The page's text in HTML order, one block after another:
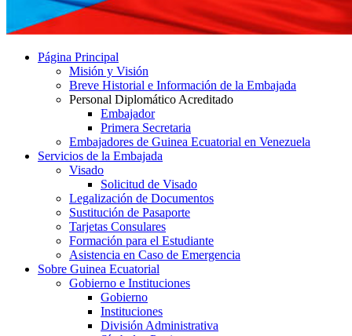
Página Principal
Misión y Visión
Breve Historial e Información de la Embajada
Personal Diplomático Acreditado
Embajador
Primera Secretaria
Embajadores de Guinea Ecuatorial en Venezuela
Servicios de la Embajada
Visado
Solicitud de Visado
Legalización de Documentos
Sustitución de Pasaporte
Tarjetas Consulares
Formación para el Estudiante
Asistencia en Caso de Emergencia
Sobre Guinea Ecuatorial
Gobierno e Instituciones
Gobierno
Instituciones
División Administrativa